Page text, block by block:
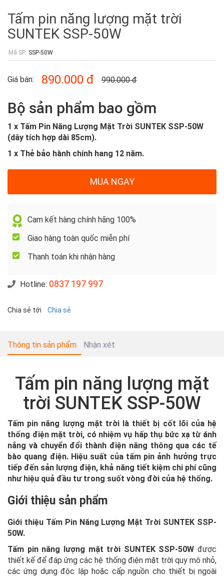
Tấm pin năng lượng mặt trời
SUNTEK SSP-50W
Mã SP: SSP-50W
Giá bán: 990.000đ
890.000 đ
Bộ sản phẩm bao gồm
1 x Tấm Pin Năng Lượng Mặt Trời SUNTEK SSP-50W
(dây tích hợp dài 85cm).
1 x Thẻ bảo hành chính hang 12 năm.
MUA NGAY
Cam kết hàng chính hãng 100%
Giao hàng toàn quốc miễn phí
Thanh toán khi nhận hàng
Hotline: 0837 197 997
Chia sẻ tới Chia sẻ
Thông tin sản phẩm Nhận xét
Tấm pin năng lượng mặt
trời SUNTEK SSP-50W
Tấm pin năng lượng mặt trời là thiết bị cốt lõi của hệ
thống điện mặt trời, có nhiệm vụ hấp thụ bức xạ từ ánh
nắng và chuyển đổi thành điện năng thông qua các tế
bào quang điện. Hiệu suất của tấm pin ảnh hưởng trực
tiếp đến sản lượng điện, khả năng tiết kiệm chi phí cũng
như hiệu quả đầu tư trong suốt vòng đời của hệ thống.
Giới thiệu sản phẩm
Giới thiệu Tấm Pin Năng Lượng Mặt Trời SUNTEK SSP-
50W.
Tấm pin năng lượng mặt trời SUNTEK SSP-50W được
thiết kế để đáp ứng các hệ thống điện mặt trời quy mô nhỏ,
các ứng dụng độc lập hoặc cấp nguồn cho thiết bị ngoài